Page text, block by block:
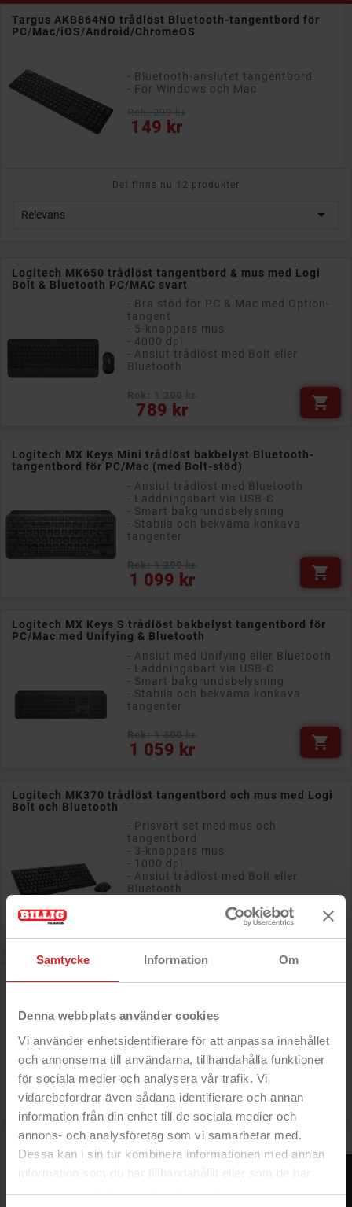
Samtycke Information Om
Denna webbplats använder cookies
Vi använder enhetsidentifierare för att anpassa innehållet
och annonserna till användarna, tillhandahålla funktioner
för sociala medier och analysera vår trafik. Vi
vidarebefordrar även sådana identifierare och annan
information från din enhet till de sociala medier och
annons- och analysföretag som vi samarbetar med.
Dessa kan i sin tur kombinera informationen med annan
information som du har tillhandahållit eller som de har
samlat in när du har använt deras tjänster.
Logitech MK370 trådlöst tangentbord och mus med
Bolt och Bluetooth
- 3-knappars mus
- 1000 dpi
Bluetooth
Det finns nu 12 produkter
Relevans 
Logitech MK650 trådlöst tangentbord & mus med Logi
Bolt & Bluetooth PC/MAC svart
- Bra stöd för PC & Mac med Option-
tangent
- 5-knappars mus
- 4000 dpi
- Anslut trådlöst med Bolt eller
Bluetooth
789 kr
Pris 
Logitech MX Keys Mini trådlöst bakbelyst Bluetooth-
tangentbord för PC/Mac (med Bolt-stöd)
- Anslut trådlöst med Bluetooth
- Laddningsbart via USB-C
- Smart bakgrundsbelysning
- Stabila och bekväma konkava
tangenter
1 099 kr
Pris 
Logitech MX Keys S trådlöst bakbelyst tangentbord för
PC/Mac med Unifying & Bluetooth
- Anslut med Unifying eller Bluetooth
- Laddningsbart via USB-C
- Smart bakgrundsbelysning
- Stabila och bekväma konkava
tangenter
1 059 kr
Pris 
Logitech MK370 trådlöst tangentbord och mus med Logi
Bolt och Bluetooth
- Prisvärt set med mus och
tangentbord
- 3-knappars mus
- 1000 dpi
- Anslut trådlöst med Bolt eller
Bluetooth

- För Windows och Mac
149 kr
Pris
Targus AKB872NO trådlöst Bluetooth-tangentbord
- Främst för ChromeBook / ChromeOS